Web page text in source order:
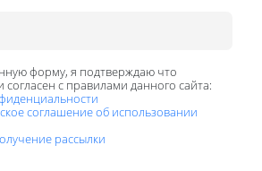
форму, я подтверждаю что
согласен с правилами данного сайта:
соглашение об использовании
рассылки